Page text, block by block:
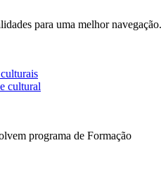
para uma melhor
cultural
programa de Formação